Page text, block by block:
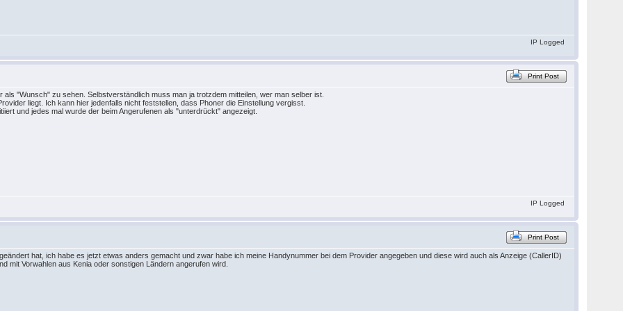
IP Logged
Print Post
"Wunsch" zu sehen. Selbstverständlich muss man ja trotzdem mitteilen, wer man selber ist.
liegt. Ich kann hier jedenfalls nicht feststellen, dass Phoner die Einstellung vergisst.
und jedes mal wurde der beim Angerufenen als "unterdrückt" angezeigt.
IP Logged
Print Post
hat, ich habe es jetzt etwas anders gemacht und zwar habe ich meine Handynummer bei dem Provider angegeben und diese wird auch als Anzeige (CallerID)
mit Vorwahlen aus Kenia oder sonstigen Ländern angerufen wird.